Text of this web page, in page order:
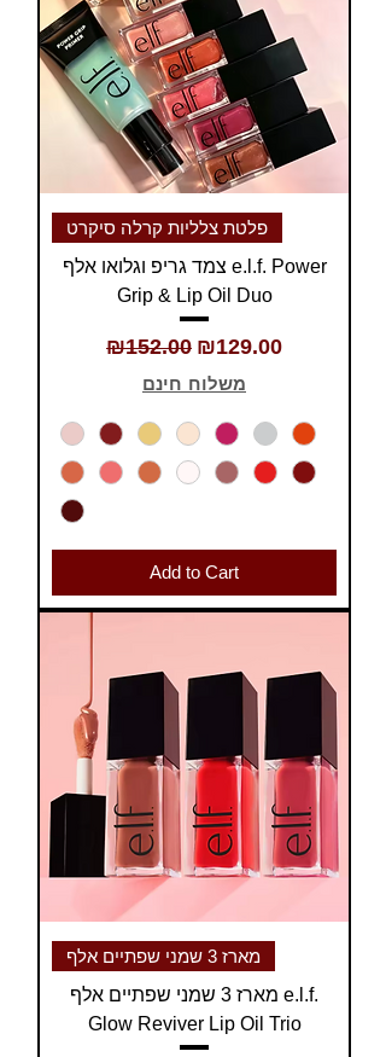
פלטת צלליות קרלה סיקרט
צמד גריפ וגלואו אלף e.l.f. Power
Grip & Lip Oil Duo
Regular Price
₪152.00 Sale Price
₪129.00
משלוח חינם
Add to Cart
מארז 3 שמני שפתיים אלף
מארז 3 שמני שפתיים אלף e.l.f.
Glow Reviver Lip Oil Trio